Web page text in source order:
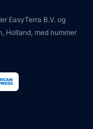
EasyTerra B.V. og
Holland, med nummer